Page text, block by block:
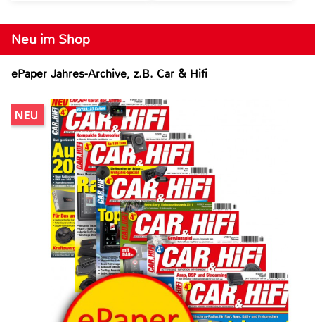
Neu im Shop
ePaper Jahres-Archive, z.B. Car & Hifi